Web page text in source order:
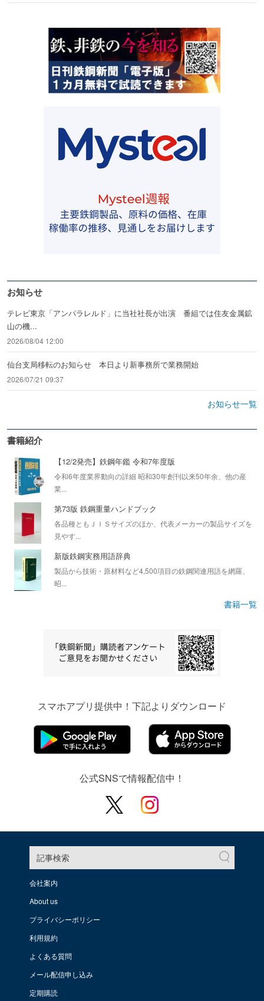
お知らせ
テレビ東京「アンパラレルド」に当社社長が出演 番組では住友金属鉱
山の機...
2026/08/04 12:00
仙台支局移転のお知らせ 本日より新事務所で業務開始
2026/07/21 09:37
お知らせ一覧
書籍紹介
【12/2発売】鉄鋼年鑑 令和7年度版
令和6年度業界動向の詳細 昭和30年創刊以来50年余、他の産
業...
第73版 鉄鋼重量ハンドブック
各品種ともＪＩＳサイズのほか、代表メーカーの製品サイズを
見やす...
新版鉄鋼実務用語辞典
製品から技術・原材料など4,500項目の鉄鋼関連用語を網羅、
昭...
書籍一覧
スマホアプリ提供中！下記よりダウンロード
公式SNSで情報配信中！
記事検索
会社案内
About us
プライバシーポリシー
利用規約
よくある質問
メール配信申し込み
定期購読